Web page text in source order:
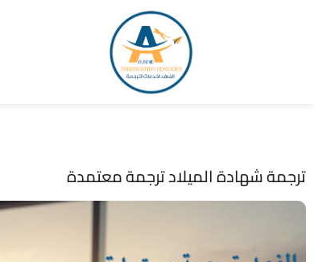
ترجمة شهادة الميلاد ترجمة معتمدة